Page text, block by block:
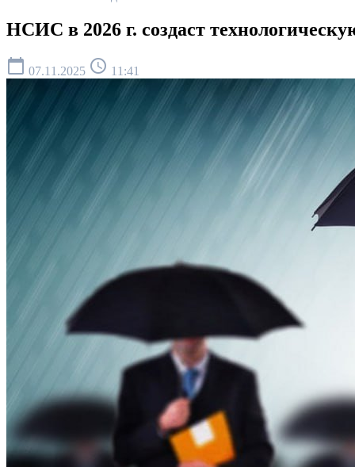
НСИС в 2026 г. создаст
calendar_today 07.11.2025 schedule 11:41